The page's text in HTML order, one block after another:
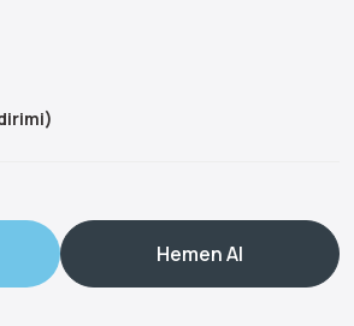
Hemen Al